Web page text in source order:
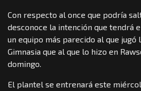
Con respecto al once que podría
desconoce la intención que tendrá
un equipo más parecido al que jugó
Gimnasia que al que lo hizo en
domingo.
El plantel se entrenará este